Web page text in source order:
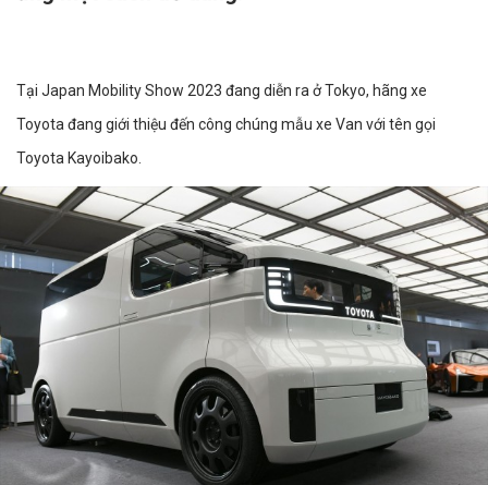
Tại Japan Mobility Show 2023 đang diễn ra ở Tokyo, hãng xe
Toyota đang giới thiệu đến công chúng mẫu xe Van với tên gọi
Toyota Kayoibako.